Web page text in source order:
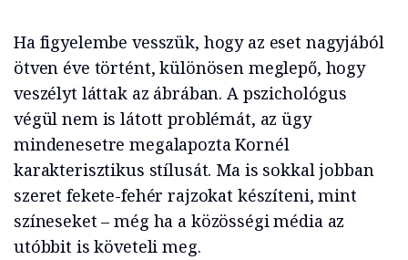
Ha figyelembe vesszük, hogy az eset nagyjából
ötven éve történt, különösen meglepő, hogy
veszélyt láttak az ábrában. A pszichológus
végül nem is látott problémát, az ügy
mindenesetre megalapozta Kornél
karakterisztikus stílusát. Ma is sokkal jobban
szeret fekete-fehér rajzokat készíteni, mint
színeseket – még ha a közösségi média az
utóbbit is követeli meg.